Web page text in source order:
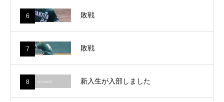
6 敗戦
7 敗戦
8 新入生が入部しました